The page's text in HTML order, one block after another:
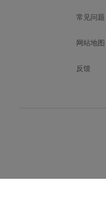
常见问题
网站地图
反馈